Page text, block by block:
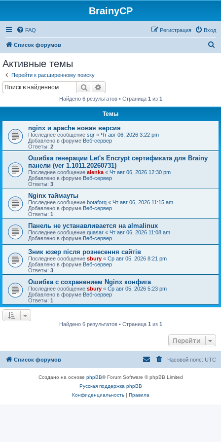
BrainyCP
FAQ Вход
Регистрация
Список форумов
Активные темы
Перейти к расширенному поиску
Поиск
Найдено 6 результатов • Страница 1 из 1
Темы
nginx и apache новая версия
Последнее сообщение sqr « Чт авг 06, 2026 3:22 pm
Добавлено в форуме Веб-сервер
Ответы: 2
Ошибка генерации Let's Encrypt сертификата для Brainy
панели (ver 1.1011.20260731)
Последнее сообщение alenka « Чт авг 06, 2026 12:30 pm
Добавлено в форуме Веб-сервер
Ответы: 3
Nginx таймауты
Последнее сообщение botaforq « Чт авг 06, 2026 11:15 am
Добавлено в форуме Веб-сервер
Ответы: 1
Панель не устанавливается на almalinux
Последнее сообщение quasar « Чт авг 06, 2026 11:08 am
Добавлено в форуме Веб-сервер
Зник юзер після рознесення сайтів
Последнее сообщение sbury « Ср авг 05, 2026 8:21 pm
Добавлено в форуме Веб-сервер
Ответы: 3
Ошибка с сохранением Nginx конфига
Последнее сообщение sbury « Ср авг 05, 2026 5:23 pm
Добавлено в форуме Веб-сервер
Ответы: 1
Найдено 6 результатов • Страница 1 из 1
Перейти
Список форумов Часовой пояс: UTC
Создано на основе phpBB® Forum Software © phpBB Limited
Русская поддержка phpBB
Конфиденциальность| Правила